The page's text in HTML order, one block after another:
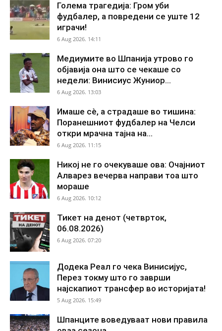
Голема трагедија: Гром уби
фудбалер, а повредени се уште 12
играчи!
6 Aug 2026. 14:11
Медиумите во Шпанија утрово го
објавија она што се чекаше со
недели: Винисиус Жуниор...
6 Aug 2026. 13:03
Имаше сè, а страдаше во тишина:
Поранешниот фудбалер на Челси
откри мрачна тајна на...
6 Aug 2026. 11:15
Никој не го очекуваше ова: Очајниот
Алварез вечерва направи тоа што
мораше
6 Aug 2026. 10:12
Тикет на денот (четврток,
06.08.2026)
6 Aug 2026. 07:20
Додека Реал го чека Винисијус,
Перез токму што го заврши
најскапиот трансфер во историјата!
5 Aug 2026. 15:49
Шпанците воведуваат нови правила